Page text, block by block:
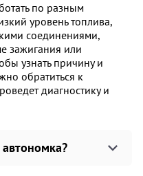
по разным
уровень топлива,
соединениями,
зажигания или
узнать причину и
обратиться к
диагностику и